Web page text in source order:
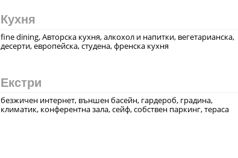
Кухня
fine dining, Авторска кухня, алкохол и напитки, вегeтарианска,
десерти, европейска, студена, френска кухня
Екстри
безжичен интернет, външен басейн, гардероб, градина,
климатик, конферентна зала, сейф, собствен паркинг, тераса